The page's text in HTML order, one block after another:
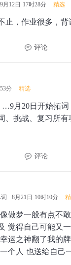
9月12日 17时28分 精选
止，作业很多，背
评论
分 精选
…9月20日开始拓
、挑战、复习所
评论
8月21日 10时10分
做梦一般有点不
觉得自己可能又
运之神翻了我的
个人 也送给自己